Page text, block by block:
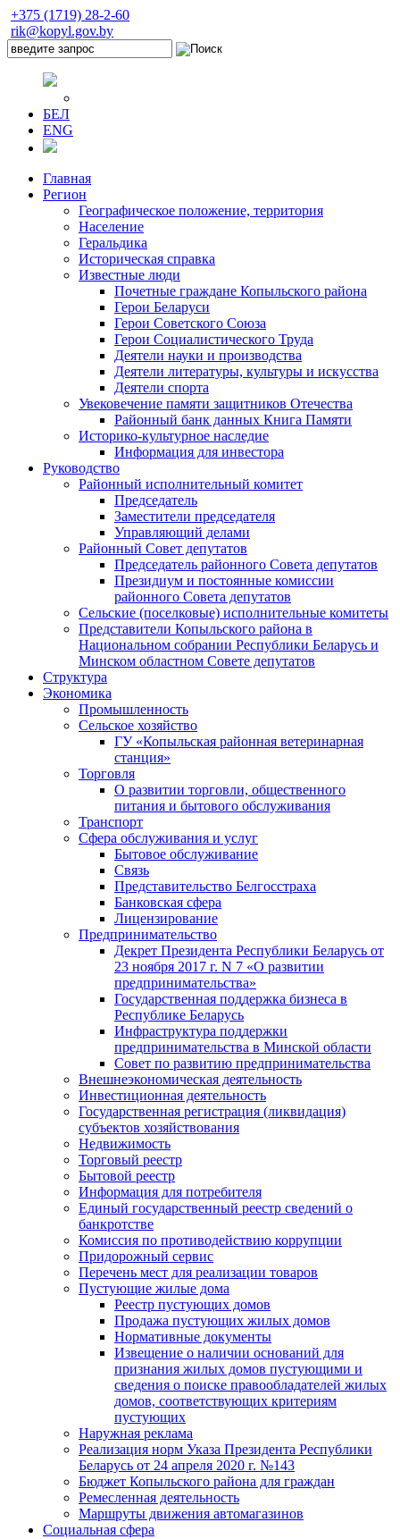
+375 (1719) 28-2-60
rik@kopyl.gov.by
БЕЛ
ENG
Главная
Регион
Географическое положение, территория
Население
Геральдика
Историческая справка
Известные люди
Почетные граждане Копыльского района
Герои Беларуси
Герои Советского Союза
Герои Социалистического Труда
Деятели науки и производства
Деятели литературы, культуры и искусства
Деятели спорта
Увековечение памяти защитников Отечества
Районный банк данных Книга Памяти
Историко-культурное наследие
Информация для инвестора
Руководство
Районный исполнительный комитет
Председатель
Заместители председателя
Управляющий делами
Районный Совет депутатов
Председатель районного Совета депутатов
Президиум и постоянные комиссии
районного Совета депутатов
Сельские (поселковые) исполнительные комитеты
Представители Копыльского района в
Национальном собрании Республики Беларусь и
Минском областном Совете депутатов
Структура
Экономика
Промышленность
Сельское хозяйство
ГУ «Копыльская районная ветеринарная
станция»
Торговля
О развитии торговли, общественного
питания и бытового обслуживания
Транспорт
Сфера обслуживания и услуг
Бытовое обслуживание
Связь
Представительство Белгосстраха
Банковская сфера
Лицензирование
Предпринимательство
Декрет Президента Республики Беларусь от
23 ноября 2017 г. N 7 «О развитии
предпринимательства»
Государственная поддержка бизнеса в
Республике Беларусь
Инфраструктура поддержки
предпринимательства в Минской области
Совет по развитию предпринимательства
Внешнеэкономическая деятельность
Инвестиционная деятельность
Государственная регистрация (ликвидация)
субъектов хозяйствования
Недвижимость
Торговый реестр
Бытовой реестр
Информация для потребителя
Единый государственный реестр сведений о
банкротстве
Комиссия по противодействию коррупции
Придорожный сервис
Перечень мест для реализации товаров
Пустующие жилые дома
Реестр пустующих домов
Продажа пустующих жилых домов
Нормативные документы
Извещение о наличии оснований для
признания жилых домов пустующими и
сведения о поиске правообладателей жилых
домов, соответствующих критериям
пустующих
Наружная реклама
Реализация норм Указа Президента Республики
Беларусь от 24 апреля 2020 г. №143
Бюджет Копыльского района для граждан
Ремесленная деятельность
Маршруты движения автомагазинов
Социальная сфера